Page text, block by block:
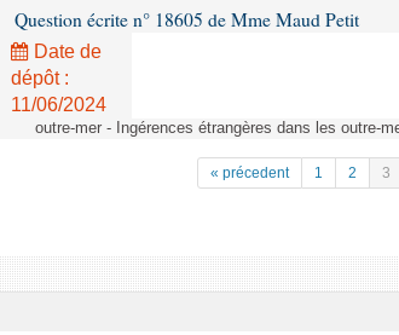
Question écrite n° 18605 de Mme Maud Petit
Date de
dépôt :
11/06/2024
outre-mer - Ingérences étrangères dans les outre-
« précedent 1 2 3